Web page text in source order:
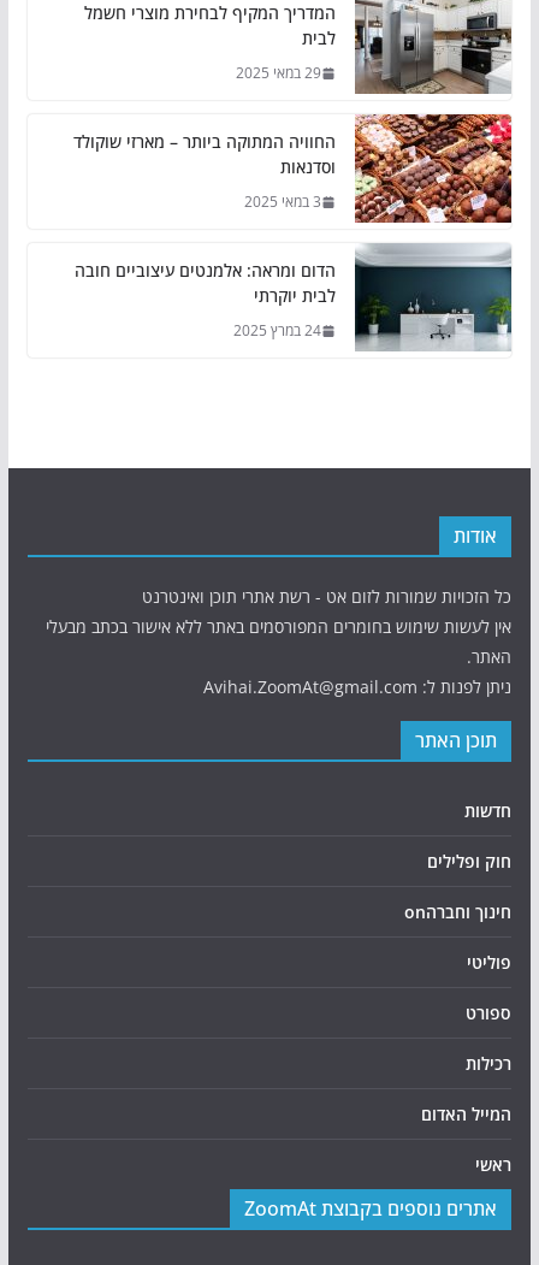
המדריך המקיף לבחירת מוצרי חשמל
לבית
29 במאי 2025
החוויה המתוקה ביותר – מארזי שוקולד
וסדנאות
3 במאי 2025
הדום ומראה: אלמנטים עיצוביים חובה
לבית יוקרתי
24 במרץ 2025
אודות
כל הזכויות שמורות לזום אט - רשת אתרי תוכן ואינטרנט
אין לעשות שימוש בחומרים המפורסמים באתר ללא אישור בכתב מבעלי
האתר.
ניתן לפנות ל: Avihai.ZoomAt@gmail.com
תוכן האתר
חדשות
חוק ופלילים
חינוך וחברהon
פוליטי
ספורט
רכילות
המייל האדום
ראשי
אתרים נוספים בקבוצת ZoomAt